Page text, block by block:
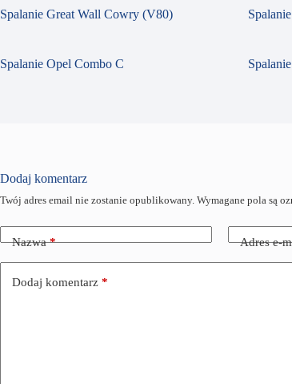
Spalanie Great Wall Cowry (V80)
Spalanie Opel Combo C
Dodaj komentarz
Twój adres email nie zostanie opublikowany. Wymagane pola są
Nazwa* Adres e-
Dodaj komentarz *